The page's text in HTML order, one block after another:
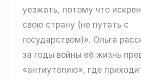
уезжать, потому что
свою страну (не путать с
государством)». Ольга
за годы войны её жизнь
«антиутопию», где